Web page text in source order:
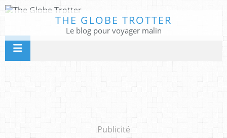
THE GLOBE TROTTER
Le blog pour voyager malin
Publicité